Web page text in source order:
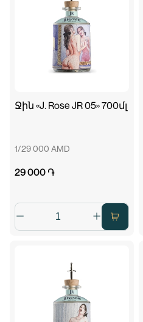
Ջին «J. Rose JR 05» 700մլ
1/29 000 AMD
29 000 ֏